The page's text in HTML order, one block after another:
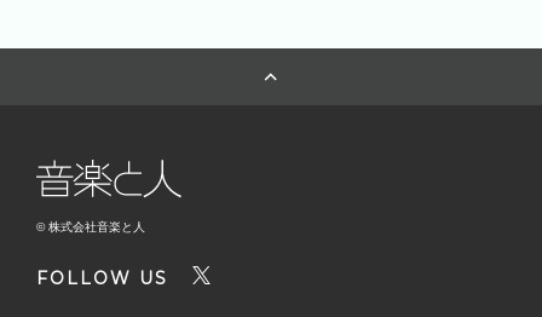
© 株式会社音楽と人
FOLLOW US